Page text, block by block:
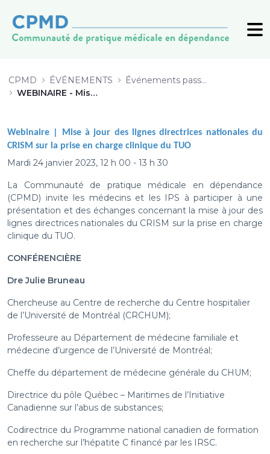
CPMD ÉVÉNEMENTS
Événements passés (archive)
WEBINAIRE - Mise à jour des lignes directrices nationales du CRISM sur la prise en charge clinique du TUO
Webinaire |
Mise à jour des lignes directrices nationales du
CRISM sur la prise en charge clinique du TUO
Mardi 24 janvier 2023, 12 h 00 - 13 h 30
La Communauté de pratique médicale en dépendance
(CPMD) invite les médecins et les IPS à participer à une
présentation et des échanges concernant la mise à jour des
lignes directrices nationales du CRISM sur la prise en charge
clinique du TUO.
CONFÉRENCIÈRE
Dre Julie Bruneau
Chercheuse au Centre de recherche du Centre hospitalier
de l’Université de Montréal (CRCHUM);
Professeure au Département de médecine familiale et
médecine d’urgence de l’Université de Montréal;
Cheffe du département de médecine générale du CHUM;
Directrice du pôle Québec – Maritimes de l’Initiative
Canadienne sur l’abus de substances;
Codirectrice du Programme national canadien de formation
en recherche sur l’hépatite C financé par les IRSC.